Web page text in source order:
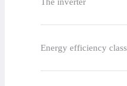
Energy efficiency class